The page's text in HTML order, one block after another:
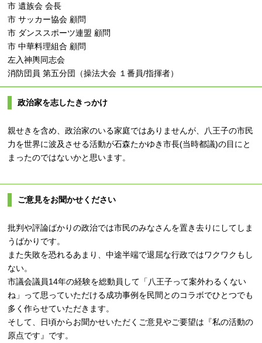
市 遺族会 会長
市 サッカー協会 顧問
市 ダンススポーツ連盟 顧問
市 中華料理組合 顧問
左入神輿同志会
消防団員 第五分団（操法大会 １番員/指揮者）
政治家を志したきっかけ
親せきを含め、政治家のいる家庭ではありませんが、八王子の市民
力を世界に波及させる活動が石森たかゆき市長(当時都議)の目にと
まったのではないかと思います。
ご意見をお聞かせください
批判や評論ばかりの政治では市民のみなさんを置き去りにしてしま
うばかりです。
また失敗を恐れるあまり、中途半端で退屈な行政ではワクワクもし
ない。
市議会議員14年の経験を総動員して「八王子って案外わるくない
ね」って思っていただける成功事例を民間とのコラボでひとつでも
多く作らせていただきます。
そして、日頃からお聞かせいただくご意見やご要望は『私の活動の
原点です』です。